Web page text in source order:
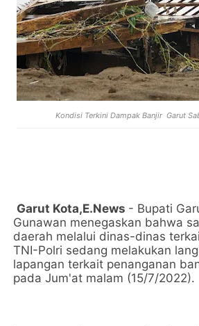
Kondisi Terkini Dampak Banjir Garut
Garut Kota,E.News - Bupati
Gunawan menegaskan bahwa
daerah melalui dinas-dinas
TNI-Polri sedang melakukan
lapangan terkait penanganan
pada Jum'at malam (15/7/2022).